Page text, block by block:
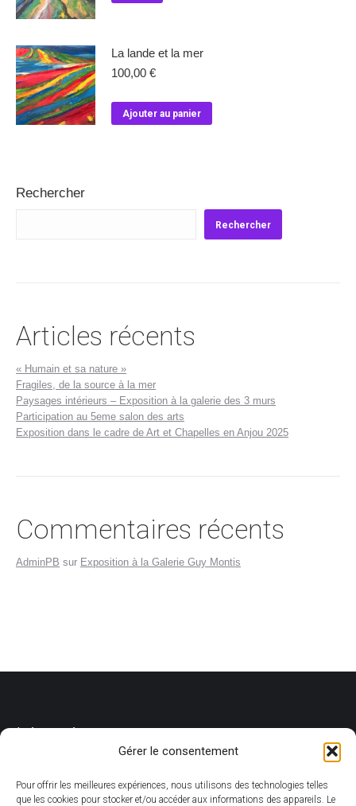
Gérer le consentement
Pour offrir les meilleures expériences, nous utilisons des technologies telles
que les cookies pour stocker et/ou accéder aux informations des appareils. Le
La lande et la mer
100,00 €
Ajouter au panier
Rechercher
Rechercher
Articles récents
« Humain et sa nature »
Fragiles, de la source à la mer
Paysages intérieurs – Exposition à la galerie des 3 murs
Participation au 5eme salon des arts
Exposition dans le cadre de Art et Chapelles en Anjou 2025
Commentaires récents
AdminPB sur Exposition à la Galerie Guy Montis
Livraison
Concernant les livraisons, elles sont toujours accompagnées de